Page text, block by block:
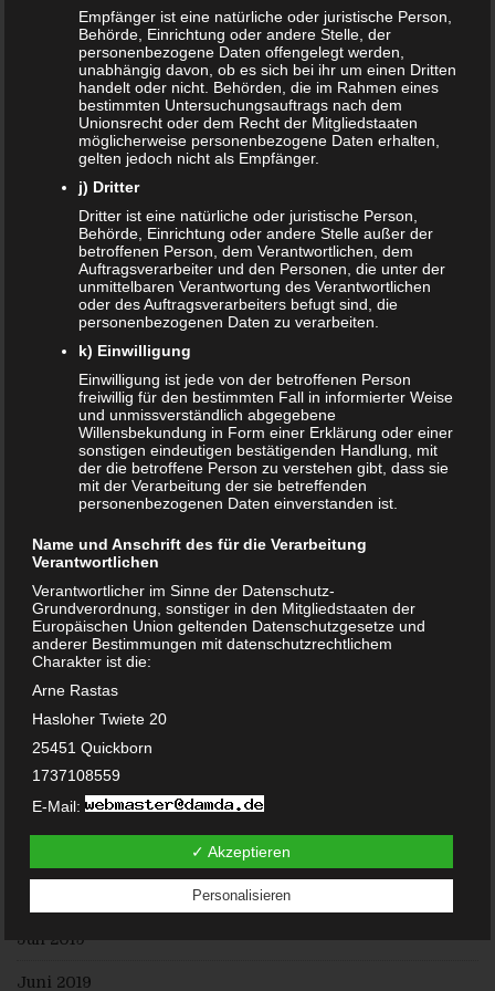
NACHRICHTEN
Kinder- und Jugendstärkungsgesetz kommt
Familien profitieren vom Rekordhaushalt 2020
Cannabis in der Muttermilch nachweisbar
Elterngeld online beantragen
Zahnspange für viele Kinder nicht notwendig
ÄLTERE ARTIKEL
Juni 2024
Mai 2024
März 2023
Oktober 2021
November 2020
Oktober 2020
September 2020
Juni 2020
Februar 2020
Januar 2020
Dezember 2019
Juli 2019
Juni 2019
Empfänger ist eine natürliche oder juristische Person,
Behörde, Einrichtung oder andere Stelle, der
personenbezogene Daten offengelegt werden,
unabhängig davon, ob es sich bei ihr um einen Dritten
handelt oder nicht. Behörden, die im Rahmen eines
bestimmten Untersuchungsauftrags nach dem
Unionsrecht oder dem Recht der Mitgliedstaaten
möglicherweise personenbezogene Daten erhalten,
gelten jedoch nicht als Empfänger.
j) Dritter
Dritter ist eine natürliche oder juristische Person,
Behörde, Einrichtung oder andere Stelle außer der
betroffenen Person, dem Verantwortlichen, dem
Auftragsverarbeiter und den Personen, die unter der
unmittelbaren Verantwortung des Verantwortlichen
oder des Auftragsverarbeiters befugt sind, die
personenbezogenen Daten zu verarbeiten.
k) Einwilligung
Einwilligung ist jede von der betroffenen Person
freiwillig für den bestimmten Fall in informierter Weise
und unmissverständlich abgegebene
Willensbekundung in Form einer Erklärung oder einer
sonstigen eindeutigen bestätigenden Handlung, mit
der die betroffene Person zu verstehen gibt, dass sie
mit der Verarbeitung der sie betreffenden
personenbezogenen Daten einverstanden ist.
Name und Anschrift des für die Verarbeitung
Verantwortlichen
Verantwortlicher im Sinne der Datenschutz-
Grundverordnung, sonstiger in den Mitgliedstaaten der
Europäischen Union geltenden Datenschutzgesetze und
anderer Bestimmungen mit datenschutzrechtlichem
Charakter ist die:
Arne Rastas
Hasloher Twiete 20
25451 Quickborn
1737108559
E-Mail:
DE238100417
Cookies / SessionStorage / LocalStorage
Die Internetseiten verwenden teilweise so genannte Cookies,
LocalStorage und SessionStorage. Dies dient dazu, unser
machen. Local Storage und SessionStorage ist eine
Computer oder mobilen Gerät abspeichert. Cookies sind
✓ Akzeptieren
Personalisieren